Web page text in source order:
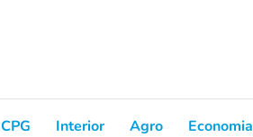
CPG Interior Agro Economia